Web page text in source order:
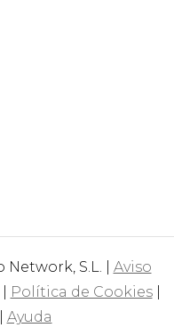
S.L. | Aviso
Política de Cookies|
Ayuda